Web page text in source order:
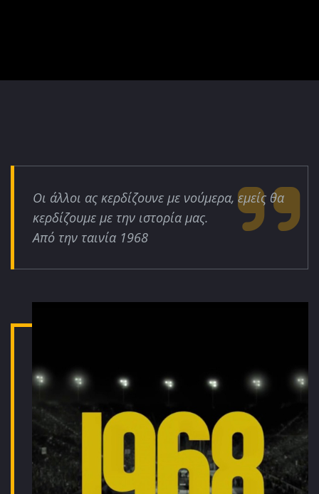
Οι άλλοι ας κερδίζουνε με νούμερα, εμείς θα
κερδίζουμε με την ιστορία μας.
Από την ταινία 1968